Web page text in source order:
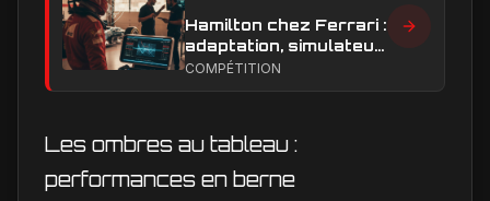
Hamilton chez Ferrari :
adaptation, simulateur
et critiques, ce qui
COMPÉTITION
Les ombres au tableau :
performances en berne